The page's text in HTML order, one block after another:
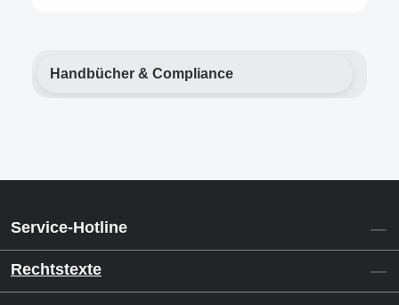
Handbücher & Compliance
Service-Hotline
Rechtstexte